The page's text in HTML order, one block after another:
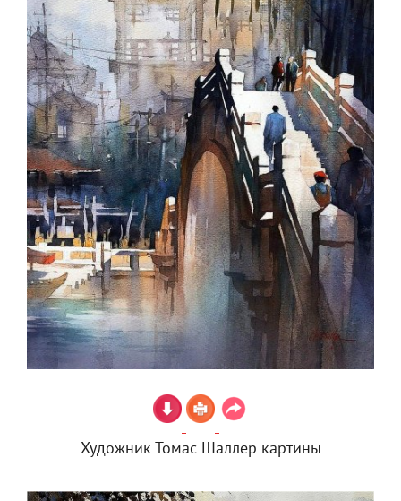
Художник Томас Шаллер картины